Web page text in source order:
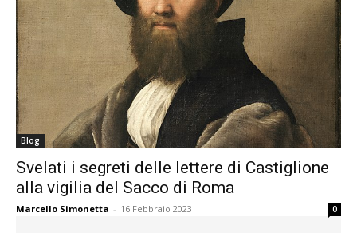
Blog
Svelati i segreti delle lettere di Castiglione
alla vigilia del Sacco di Roma
Marcello Simonetta - 16 Febbraio 2023 0